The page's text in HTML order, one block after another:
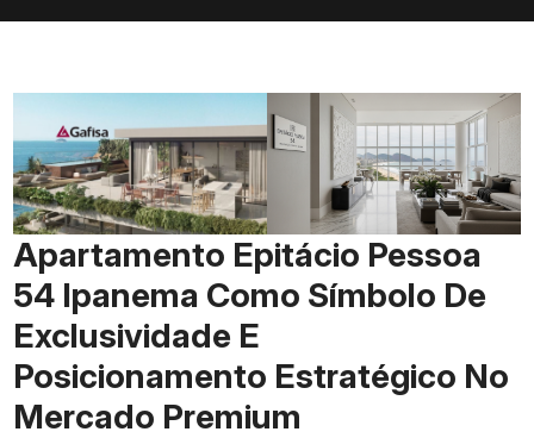
Apartamento Epitácio Pessoa
54 Ipanema Como Símbolo De
Exclusividade E
Posicionamento Estratégico No
Mercado Premium